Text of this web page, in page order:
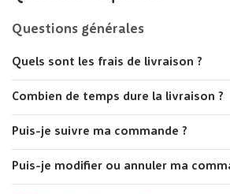
Questions générales
Quels sont les frais de livraison ?
Combien de temps dure la livraison ?
Puis-je suivre ma commande ?
Puis-je modifier ou annuler ma